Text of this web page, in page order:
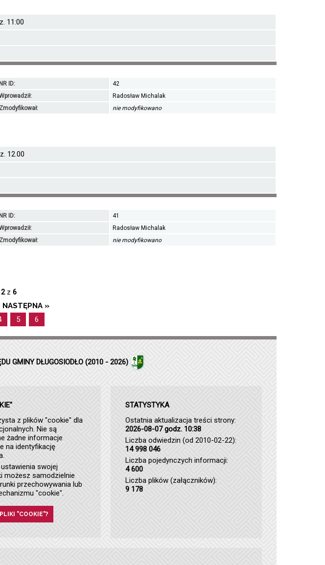
11:00
NR ID:
42
Radosław Michalak
Zmodyfikował:
nie modyfikowano
12.00
NR ID:
41
Radosław Michalak
Zmodyfikował:
nie modyfikowano
2z 6
NASTĘPNA »
5 6
GMINY DŁUGOSIODŁO (2010 - 2026)
z plików "cookie" dla
Nie są
żadne informacje
na identyfikację
swojej
możesz samodzielnie
przechowywania lub
"cookie".
"COOKIE"?
STATYSTYKA
Ostatnia aktualizacja treści strony:
2026-08-07 godz. 10:38
Liczba odwiedzin (od 2010-02-22):
14 998 046
Liczba pojedynczych informacji:
4 600
Liczba plików (załączników):
9 178